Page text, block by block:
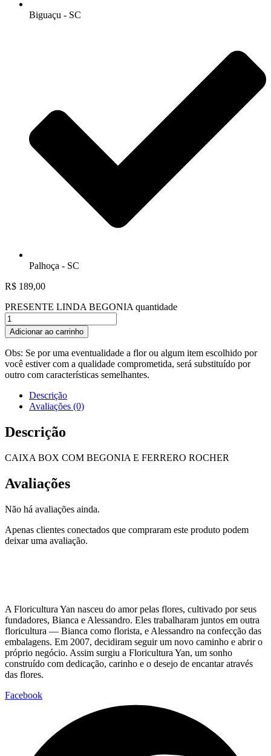
Biguaçu - SC
Palhoça - SC
R$ 189,00
PRESENTE LINDA BEGONIA quantidade
Adicionar ao carrinho
Obs: Se por uma eventualidade a flor ou algum item escolhido por
você estiver com a qualidade comprometida, será substituído por
outro com características semelhantes.
Descrição
Avaliações (0)
Descrição
CAIXA BOX COM BEGONIA E FERRERO ROCHER
Avaliações
Não há avaliações ainda.
Apenas clientes conectados que compraram este produto podem
deixar uma avaliação.
A Floricultura Yan nasceu do amor pelas flores, cultivado por seus
fundadores, Bianca e Alessandro. Eles trabalharam juntos em outra
floricultura — Bianca como florista, e Alessandro na confecção das
embalagens. Em 2007, decidiram seguir um novo caminho e abrir o
próprio negócio. Assim surgiu a Floricultura Yan, um sonho
construído com dedicação, carinho e o desejo de encantar através
das flores.
Facebook